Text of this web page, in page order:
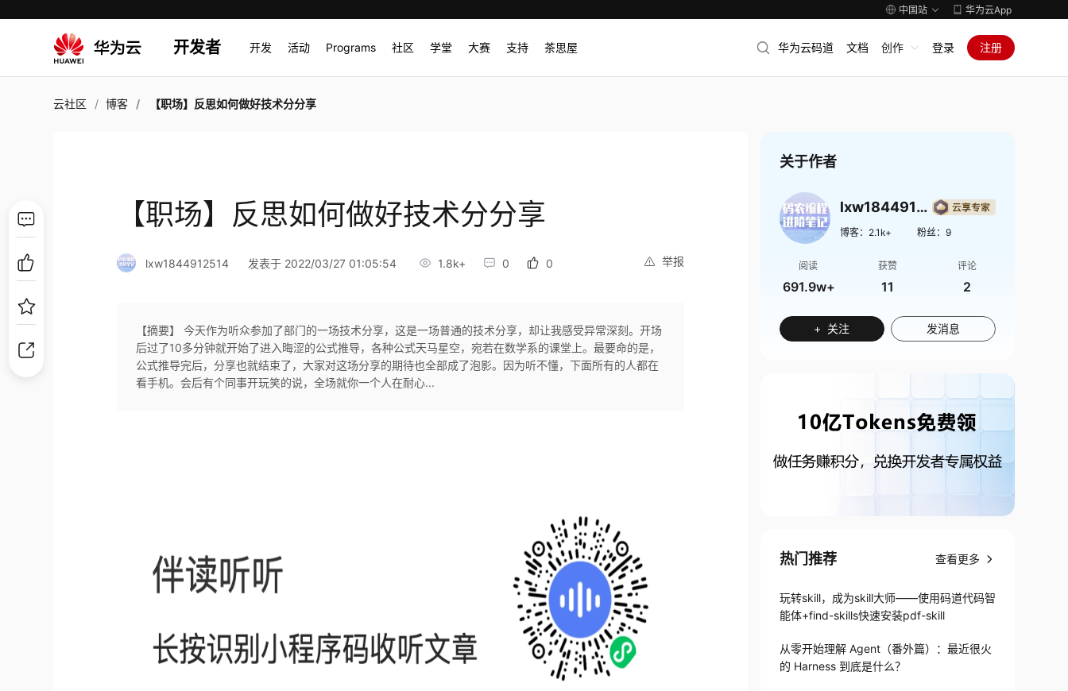
中国站 华为云App
开发者 开发 活动 Programs 社区 学堂 大赛 支持 茶思屋 华为云码道 文档 创作 登录 注册
云社区 博客 【职场】反思如何做好技术分分享
【职场】反思如何做好技术分分享
举报
lxw1844912514 发表于 2022/03/27 01:05:54 1.8k+ 0 0
【摘要】 今天作为听众参加了部门的一场技术分享，这是一场普通的技术分享，却让我感受异常深刻。开场
后过了10多分钟就开始了进入晦涩的公式推导，各种公式天马星空，宛若在数学系的课堂上。最要命的是，
公式推导完后，分享也就结束了，大家对这场分享的期待也全部成了泡影。因为听不懂，下面所有的人都在
看手机。会后有个同事开玩笑的说，全场就你一个人在耐心...
关于作者
lxw1844912514
博客： 2.1k+ 粉丝： 9
阅读
691.9w+
获赞
11
评论
2
+ 关注 发消息
热门推荐 查看更多
玩转skill，成为skill大师——使用码道代码智
能体+find-skills快速安装pdf-skill
从零开始理解 Agent（番外篇）：最近很火
的 Harness 到底是什么？